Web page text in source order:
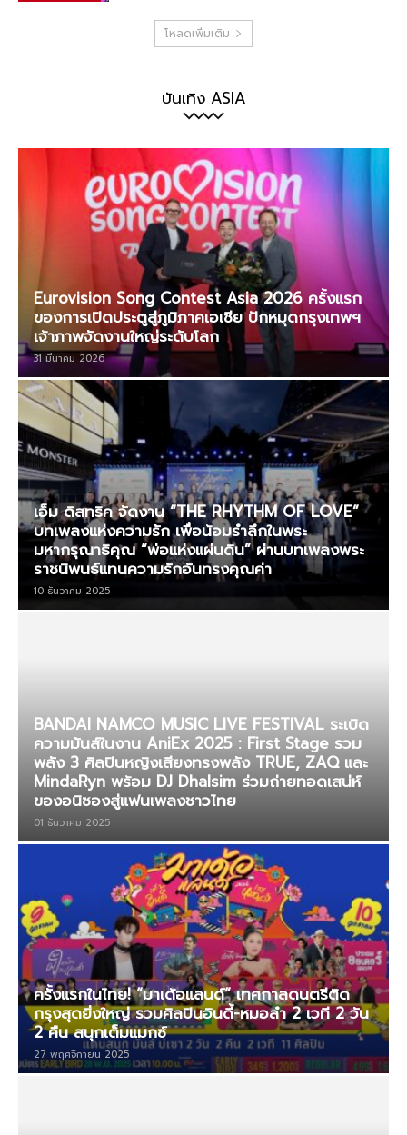
โหลดเพิ่มเติม
บันเทิง ASIA
Eurovision Song Contest Asia 2026 ครั้งแรก
ของการเปิดประตูสู่ภูมิภาคเอเชีย ปักหมุดกรุงเทพฯ
เจ้าภาพจัดงานใหญ่ระดับโลก
31 มีนาคม 2026
เอ็ม ดิสทริค จัดงาน “THE RHYTHM OF LOVE”
บทเพลงแห่งความรัก เพื่อน้อมรำลึกในพระ
มหากรุณาธิคุณ “พ่อแห่งแผ่นดิน” ผ่านบทเพลงพระ
ราชนิพนธ์แทนความรักอันทรงคุณค่า
10 ธันวาคม 2025
BANDAI NAMCO MUSIC LIVE FESTIVAL ระเบิด
ความมันส์ในงาน AniEx 2025 : First Stage รวม
พลัง 3 ศิลปินหญิงเสียงทรงพลัง TRUE, ZAQ และ
MindaRyn พร้อม DJ Dhalsim ร่วมถ่ายทอดเสน่ห์
ของอนิซองสู่แฟนเพลงชาวไทย
01 ธันวาคม 2025
ครั้งแรกในไทย! “มาเด้อแลนด์” เทศกาลดนตรีติด
กรุงสุดยิ่งใหญ่ รวมศิลปินอินดี้-หมอลำ 2 เวที 2 วัน
2 คืน สนุกเต็มแมกซ์
27 พฤศจิกายน 2025